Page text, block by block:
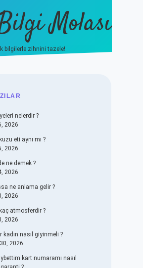
Molası
bilgilerle zihnini tazele!
nelerdir ?
2026
eti aynı mı ?
2026
ne demek ?
2026
ne anlama gelir ?
2026
atmosferdir ?
2026
kadın nasıl giyinmeli ?
2026
kart numaramı nasıl